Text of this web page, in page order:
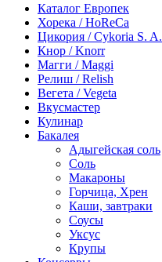
Каталог Европек
Хорека / HoReCa
Цикория / Cykoria S. A.
Кнор / Knorr
Магги / Maggi
Релиш / Relish
Вегета / Vegeta
Вкусмастер
Кулинар
Бакалея
Адыгейская соль
Соль
Макароны
Горчица, Хрен
Каши, завтраки
Соусы
Уксус
Крупы